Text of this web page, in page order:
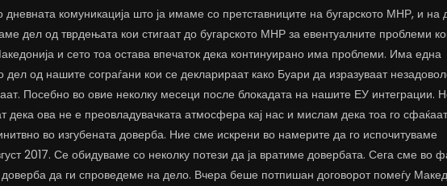
комуникација што ја имаме со претставниците на бугарското МНР, и на
дел од тврдењата кои стигаат до бугарското МНР за евентуалните проблеми
и сето тоа остава впечаток дека континуирано има проблеми. Има една
дел од нашите сограѓани кои се декларираат како Буари да изразуваат
Посебно во овие неколку месеци после блокадата на нашите ЕУ интеграции.
дека ова не е преовладувачката атмосфера кај нас и мислам дека тоа го
во изгубената доверба. Ние сме искрени во намерите да го испочитуваме
2017. Се обидуваме со неколку потези да ја вратиме довербата. Сега сме во
да ги спроведеме на дело. Вчера беше потпишан договорот помеѓу